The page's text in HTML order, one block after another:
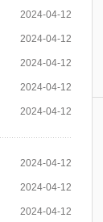
2024-04-12
2024-04-12
2024-04-12
2024-04-12
2024-04-12
2024-04-12
2024-04-12
2024-04-12